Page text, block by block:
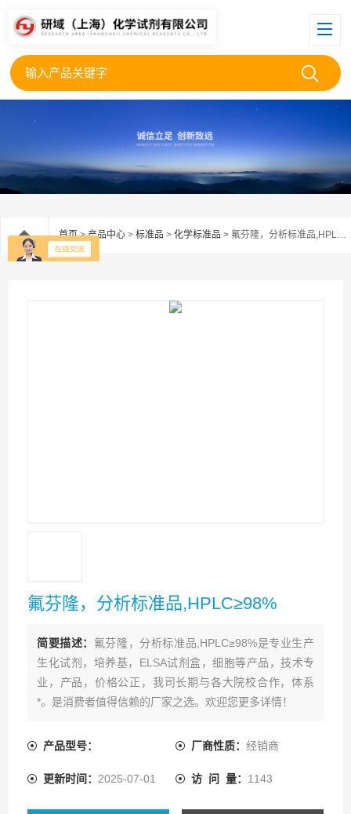
首页>产品中心 > 标准品 > 化学标准品 > 氟芬隆，分析标准品,HPLC≥98%
氟芬隆，分析标准品,HPLC≥98%
简要描述： 氟芬隆，分析标准品,HPLC≥98%是专业生产
生化试剂，培养基，ELSA试剂盒，细胞等产品，技术专
业，产品，价格公正，我司长期与各大院校合作，体系
*。是消费者值得信赖的厂家之选。欢迎您更多详情！
产品型号： 厂商性质： 经销商
更新时间： 2025-07-01 访 问 量： 1143